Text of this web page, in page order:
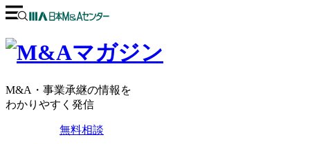
M&A・事業承継の情報を
わかりやすく発信
無料相談